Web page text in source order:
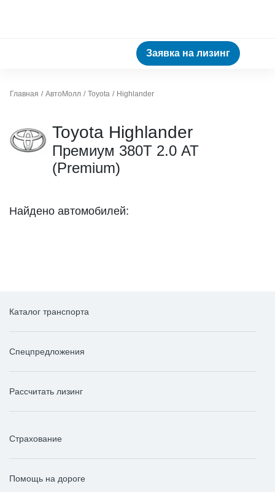
Заявка на лизинг
Главная АвтоМолл Toyota Highlander
Toyota Highlander
Премиум 380Т 2.0 АТ
(Premium)
Найдено автомобилей:
Каталог транспорта
Спецпредложения
Рассчитать лизинг
Страхование
Помощь на дороге